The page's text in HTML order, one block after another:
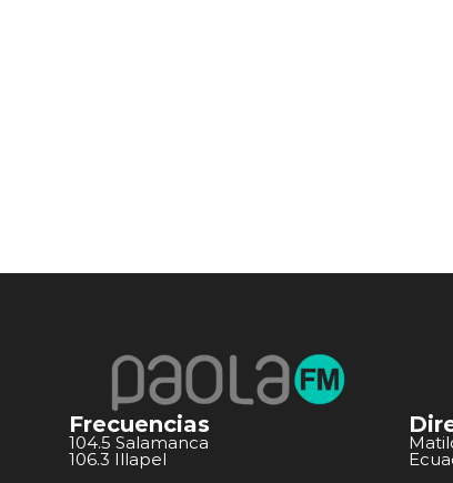
Frecuencias
104.5 Salamanca
106.3 Illapel